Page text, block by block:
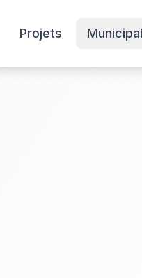
Projets